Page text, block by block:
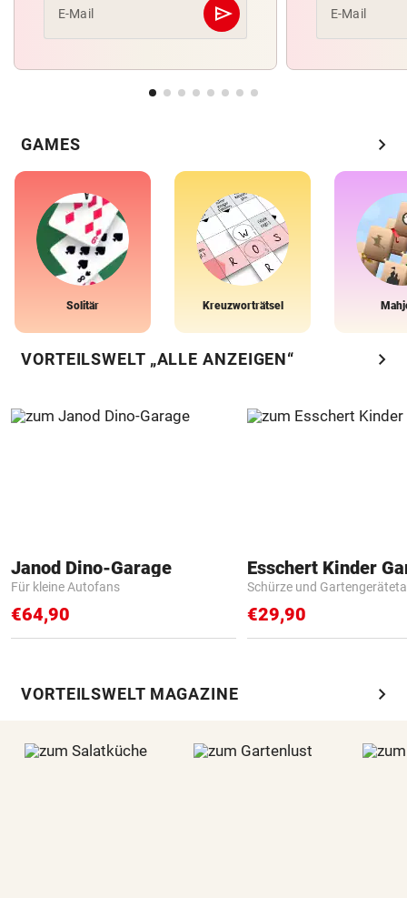
E-Mail send
Abschicken E-Mail
GAMES chevron_right
Solitär Kreuzworträtsel
VORTEILSWELT „ALLE ANZEIGEN“ chevron_right
Janod Dino-Garage
Für kleine Autofans
€64,90
Schürze und
€29,90
VORTEILSWELT MAGAZINE chevron_right